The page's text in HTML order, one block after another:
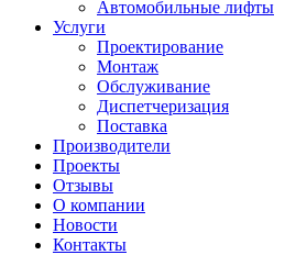
Автомобильные лифты
Услуги
Проектирование
Монтаж
Обслуживание
Диспетчеризация
Поставка
Производители
Проекты
Отзывы
О компании
Новости
Контакты